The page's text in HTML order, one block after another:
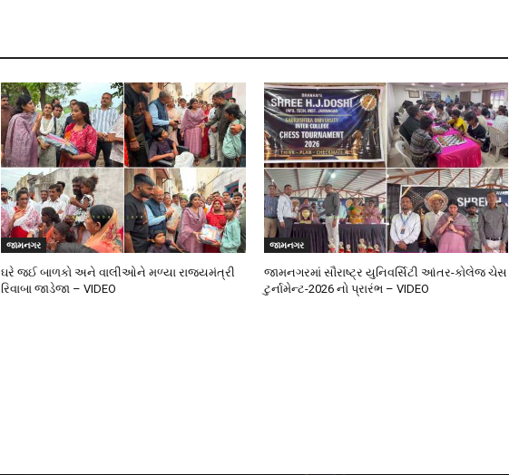
જામનગર
ઘરે જઈ બાળકો અને વાલીઓને મળ્યા રાજ્યમંત્રી
રિવાબા જાડેજા – VIDEO
જામનગર
જામનગરમાં સૌરાષ્ટ્ર યુનિવર્સિટી આંતર-કોલેજ ચેસ
ટુર્નામેન્ટ-2026 નો પ્રારંભ – VIDEO